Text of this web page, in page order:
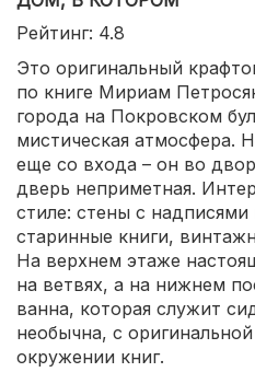
Рейтинг: 4.8
Это оригинальный
по книге Мириам
города на Покровском
мистическая атмосфера.
еще со входа – он во
дверь неприметная.
стиле: стены с
старинные книги,
На верхнем этаже
на ветвях, а на нижнем
ванна, которая служит
необычна, с
окружении книг.